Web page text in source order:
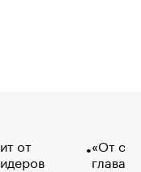
от
«От
глава